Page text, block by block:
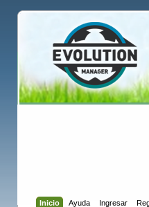
Inicio Ayuda Ingresar